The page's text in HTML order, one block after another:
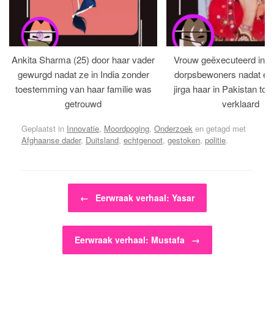
Ankita Sharma (25) door haar vader
gewurgd nadat ze in India zonder
toestemming van haar familie was
getrouwd
Vrouw geëxecuteerd in
dorpsbewoners nadat
jirga haar in Pakistan tot
verklaard
Geplaatst in Innovatie, Moordpoging, Onderzoek en getagd met
Afghaanse dader, Duitsland, echtgenoot, gestoken, politie.
Bericht navigatie
← Eerwraak verhaal: Yasar
Eerwraak verhaal: Mustafa →